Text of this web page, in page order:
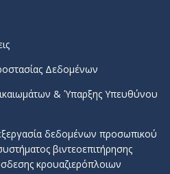
Δεδομένων
& Ύπαρξης Υπευθύνου
δεδομένων προσωπικού
βιντεοεπιτήρησης
κρουαζιερόπλοιων